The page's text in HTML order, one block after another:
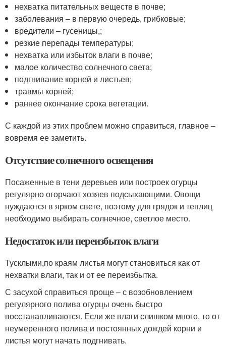
нехватка питательных веществ в почве;
заболевания – в первую очередь, грибковые;
вредители – гусеницы,;
резкие перепады температуры;
нехватка или избыток влаги в почве;
малое количество солнечного света;
подгнивание корней и листьев;
травмы корней;
раннее окончание срока вегетации.
С каждой из этих проблем можно справиться, главное –
вовремя ее заметить.
Отсутствие солнечного освещения
Посаженные в тени деревьев или построек огурцы
регулярно огорчают хозяев подсыхающими. Овощи
нуждаются в ярком свете, поэтому для грядок и теплиц
необходимо выбирать солнечное, светлое место.
Недостаток или переизбыток влаги
Тусклыми,по краям листья могут становиться как от
нехватки влаги, так и от ее переизбытка.
С засухой справиться проще – с возобновлением
регулярного полива огурцы очень быстро
восстанавливаются. Если же влаги слишком много, то от
неумеренного полива и постоянных дождей корни и
листья могут начать подгнивать.